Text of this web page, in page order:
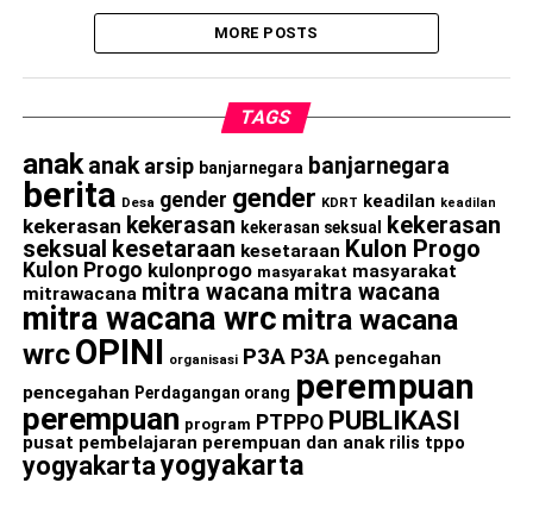
MORE POSTS
TAGS
anak anak arsip banjarnegara banjarnegara
berita Desa gender gender KDRT keadilan keadilan
kekerasan kekerasan kekerasan seksual
kekerasan
seksual kesetaraan kesetaraan Kulon Progo
Kulon Progo kulonprogo masyarakat masyarakat
mitrawacana mitra wacana mitra wacana
mitra wacana wrc mitra wacana
wrcOPINI organisasi P3A P3A pencegahan
pencegahan Perdagangan orang perempuan
perempuan program PTPPO PUBLIKASI
pusat pembelajaran perempuan dan anak rilis tppo
yogyakartayogyakarta